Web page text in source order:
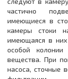
частично
имеющиеся в
камеры стоки
имеющаяся в них
особой колонии
вещества. При
насоса, сточные